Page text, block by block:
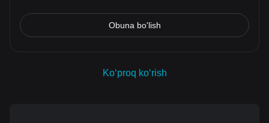
Obuna bo'lish
Koʻproq koʻrish